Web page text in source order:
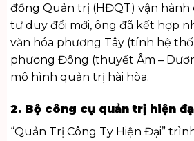
đồng Quản trị (HĐQT) vận hành
tư duy đổi mới, ông đã kết hợp
văn hóa phương Tây (tính hệ
phương Đông (thuyết Âm –
mô hình quản trị hài hòa.
2. Bộ công cụ quản trị hiện
“Quản Trị Công Ty Hiện Đại”